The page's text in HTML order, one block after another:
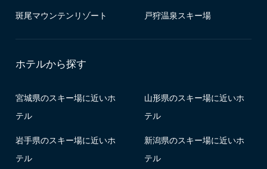
斑尾マウンテンリゾート 戸狩温泉スキー場
ホテルから探す
宮城県のスキー場に近いホ
テル
山形県のスキー場に近いホ
テル
岩手県のスキー場に近いホ
テル
新潟県のスキー場に近いホ
テル